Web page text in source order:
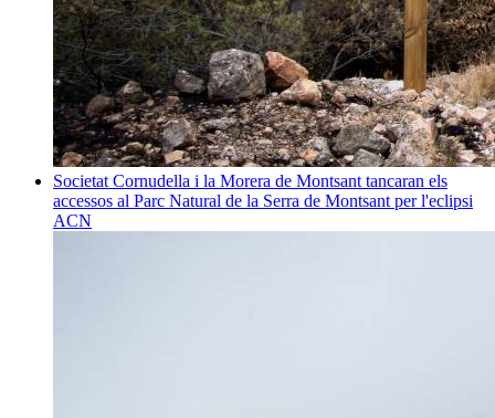
Societat Cornudella i la Morera de Montsant tancaran els
accessos al Parc Natural de la Serra de Montsant per l'eclipsi
ACN